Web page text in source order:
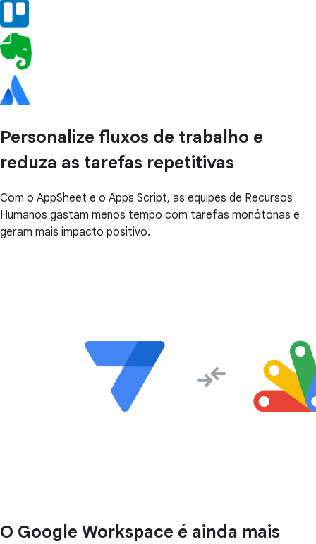
Personalize fluxos de trabalho e
reduza as tarefas repetitivas
Com o AppSheet e o Apps Script, as equipes de Recursos
Humanos gastam menos tempo com tarefas monótonas e
geram mais impacto positivo.
O Google Workspace é ainda mais